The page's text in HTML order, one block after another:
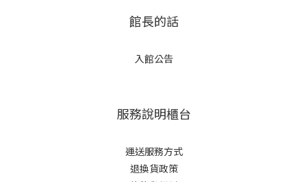
館長的話
入館公告
服務說明櫃台
運送服務方式
退換貨政策